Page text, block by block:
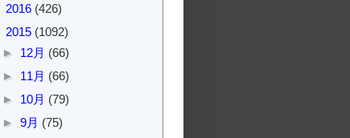
2016 (426)
2015 (1092)
► 12月 (66)
► 11月 (66)
► 10月 (79)
► 9月 (75)